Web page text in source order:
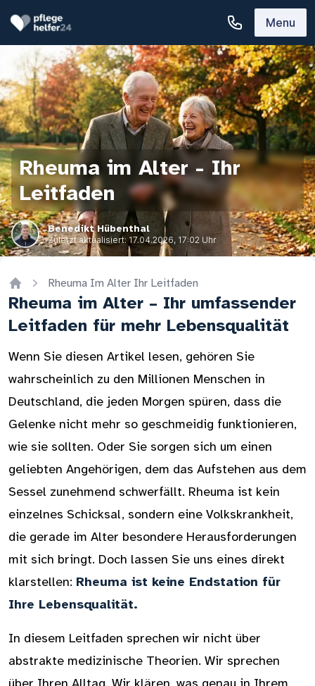
Menu
Rheuma im Alter - Ihr
Leitfaden
Benedikt Hübenthal
Zuletzt aktualisiert:17.04.2026, 17:02 Uhr
Home
Rheuma Im Alter Ihr Leitfaden
Rheuma im Alter – Ihr umfassender
Leitfaden für mehr Lebensqualität
Wenn Sie diesen Artikel lesen, gehören Sie
wahrscheinlich zu den Millionen Menschen in
Deutschland, die jeden Morgen spüren, dass die
Gelenke nicht mehr so geschmeidig funktionieren,
wie sie sollten. Oder Sie sorgen sich um einen
geliebten Angehörigen, dem das Aufstehen aus dem
Sessel zunehmend schwerfällt. Rheuma ist kein
einzelnes Schicksal, sondern eine Volkskrankheit,
die gerade im Alter besondere Herausforderungen
mit sich bringt. Doch lassen Sie uns eines direkt
klarstellen: Rheuma ist keine Endstation für
Ihre Lebensqualität.
In diesem Leitfaden sprechen wir nicht über
abstrakte medizinische Theorien. Wir sprechen